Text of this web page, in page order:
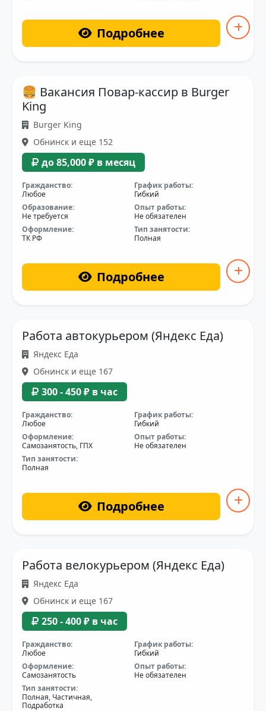
Подробнее
🍔 Вакансия Повар-кассир в Burger
King
Burger King
Обнинск и еще 152
до 85,000 ₽ в месяц
Гражданство:
Любое
График работы:
Гибкий
Образование:
Не требуется
Опыт работы:
Не обязателен
Оформление:
ТК РФ
Тип занятости:
Полная
Подробнее
Работа автокурьером (Яндекс Еда)
Яндекс Еда
Обнинск и еще 167
300 - 450 ₽ в час
Гражданство:
Любое
График работы:
Гибкий
Оформление:
Самозанятость, ГПХ
Опыт работы:
Не обязателен
Тип занятости:
Полная
Подробнее
Работа велокурьером (Яндекс Еда)
Яндекс Еда
Обнинск и еще 167
250 - 400 ₽ в час
Гражданство:
Любое
График работы:
Гибкий
Оформление:
Самозанятость
Опыт работы:
Не обязателен
Тип занятости:
Полная, Частичная,
Подработка